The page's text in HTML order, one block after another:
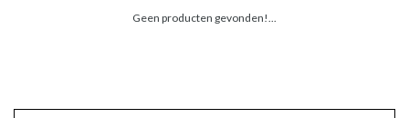
Geen producten gevonden!...